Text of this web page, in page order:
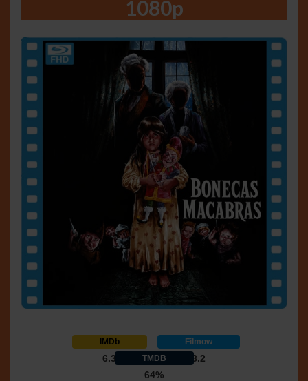
1080p
IMDb
6.3
Filmow
3.2
TMDB
64%